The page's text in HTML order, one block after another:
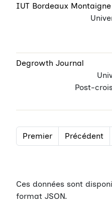
IUT Bordeaux Montaigne
Degrowth Journal
Post-
Premier Précédent
Ces données sont
format JSON.